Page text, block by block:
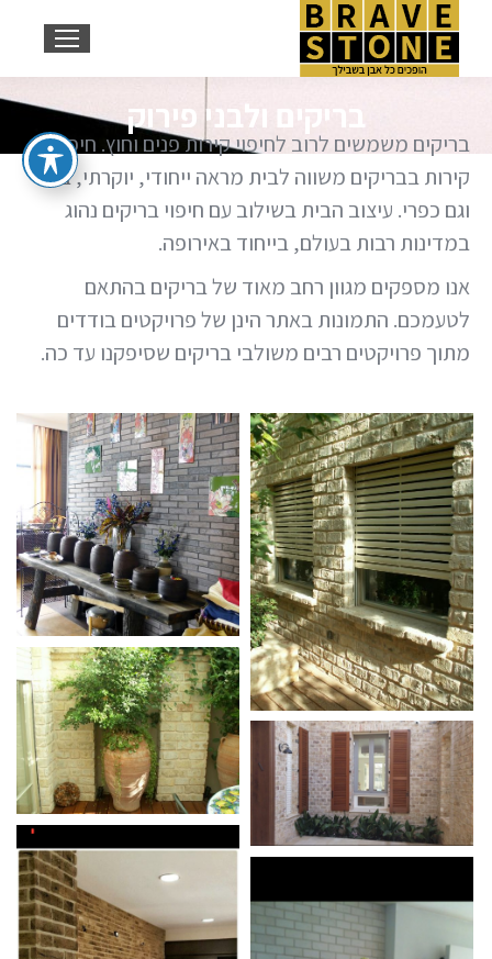
Search:
בריקים ולבני פירוק
You are here:
בריקים משמשים לרוב לחיפוי קירות פנים וחוץ. חיפוי
קירות בבריקים משווה לבית מראה ייחודי, יוקרתי, ביתי
וגם כפרי. עיצוב הבית בשילוב עם חיפוי בריקים נהוג
במדינות רבות בעולם, בייחוד באירופה.
אנו מספקים מגוון רחב מאוד של בריקים בהתאם
לטעמכם. התמונות באתר הינן של פרויקטים בודדים
מתוך פרויקטים רבים משולבי בריקים שסיפקנו עד כה.